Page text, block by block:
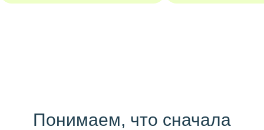
Понимаем, что сначала